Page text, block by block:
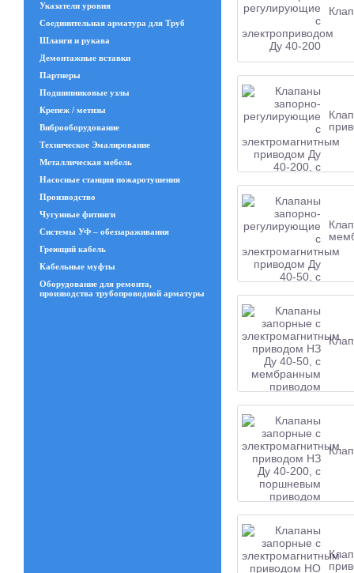
Указатели уровня
Соединительная арматура для Труб
Шланги и рукава
Демонтажные вставки
Партнеры
Подшипниковые узлы
Крепеж / метизы
Виброоборудование
Техническое Эмалирование
Металлическая мебель
Насосные станции пожаротушения
Производство
Чугунные фитинги
Системы УФ – обеззараживания
Греющий кабель
Кабельные муфты
Оборудование для ремонта,
производства трубопроводной арматуры